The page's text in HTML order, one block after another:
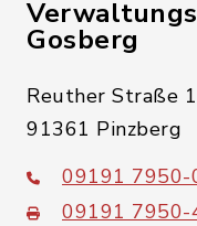
Gosberg
Reuther Straße 1
91361 Pinzberg
09191 7950-
09191 7950-